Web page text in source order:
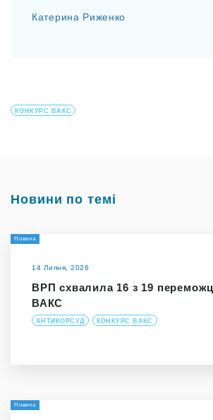
Катерина Риженко
КОНКУРС ВАКС
Новини по темі
Новина
14 Липня, 2026
ВРП схвалила 16 з 19
ВАКС
АНТИКОРСУД КОНКУРС ВАКС
Новина